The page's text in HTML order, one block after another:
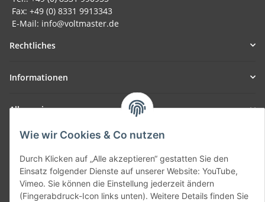
Wie wir Cookies & Co nutzen
Durch Klicken auf „Alle akzeptieren“ gestatten Sie den
Einsatz folgender Dienste auf unserer Website: YouTube,
Vimeo. Sie können die Einstellung jederzeit ändern
(Fingerabdruck-Icon links unten). Weitere Details finden Sie
Fax: +49 (0) 8331 9913343
E-Mail: info@voltmaster.de
Rechtliches
Informationen
Allgemein
Teil unseres Netzwerks:
SmoliTec - Safety. Simplified. Worldwide. ( B2B Shop )
Vertrag widerrufen